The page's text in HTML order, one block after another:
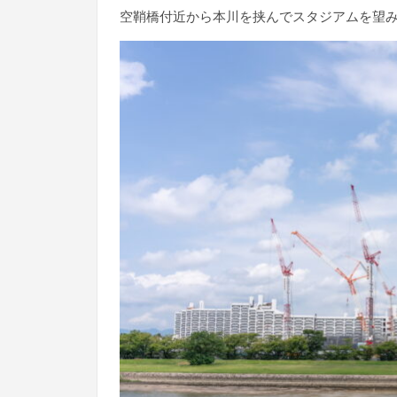
空鞘橋付近から本川を挟んでスタジアムを望